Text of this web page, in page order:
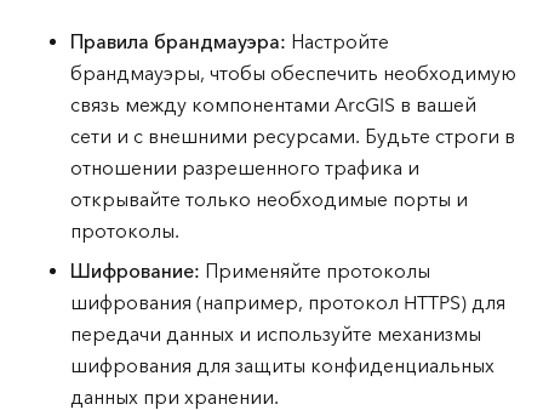
Правила брандмауэра: Настройте
брандмауэры, чтобы обеспечить необходимую
связь между компонентами ArcGIS в вашей
сети и с внешними ресурсами. Будьте строги в
отношении разрешенного трафика и
открывайте только необходимые порты и
протоколы.
Шифрование: Применяйте протоколы
шифрования (например, протокол HTTPS) для
передачи данных и используйте механизмы
шифрования для защиты конфиденциальных
данных при хранении.